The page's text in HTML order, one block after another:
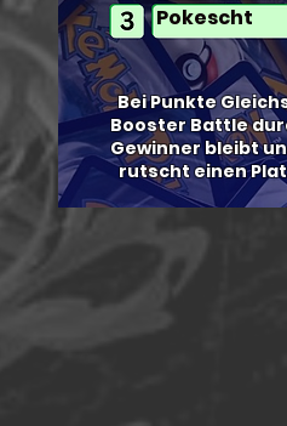
Pokescht
Bei Punkte
Booster Battle
Gewinner bleibt
rutscht einen